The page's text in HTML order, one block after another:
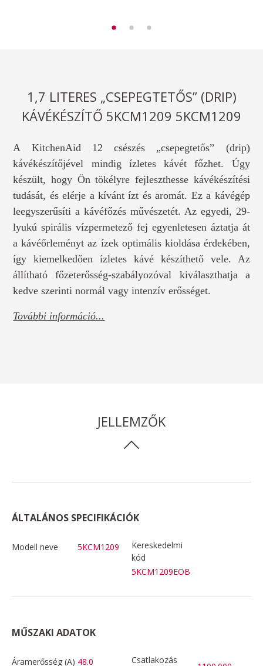
1,7 LITERES „CSEPEGTETŐS” (DRIP)
KÁVÉKÉSZÍTŐ 5KCM1209 5KCM1209
A KitchenAid 12 csészés „csepegtetős” (drip)
kávékészítőjével mindig ízletes kávét főzhet. Úgy
készült, hogy Ön tökélyre fejleszthesse kávékészítési
tudását, és elérje a kívánt ízt és aromát. Ez a kávégép
leegyszerűsíti a kávéfőzés művészetét. Az egyedi, 29-
lyukú spirális vízpermetező fej egyenletesen áztatja át
a kávéőrleményt az ízek optimális kioldása érdekében,
így kiemelkedően ízletes kávé készíthető vele. Az
állítható főzeterősség-szabályozóval kiválaszthatja a
kedve szerinti normál vagy intenzív erősséget.
További információ...
JELLEMZŐK
ÁLTALÁNOS SPECIFIKÁCIÓK
Modell neve 5KCM1209
Kereskedelmi
kód
5KCM1209EOB
MŰSZAKI ADATOK
Áramerősség (A) 48.0 Csatlakozás